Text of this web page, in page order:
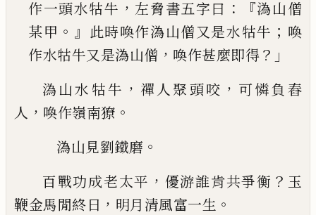
作一頭水牯牛 ， 左脅書五字曰 ：『溈山僧
某甲 。』 此時喚作溈山僧又是水牯牛 ； 喚
作水牯牛又是溈山僧 ， 喚作甚麼即得？」
溈山水牯牛 ， 禪人聚頭咬 ， 可憐負舂
人 ， 喚作嶺南獠 。
溈山見劉鐵磨 。
百戰功成老太平 ， 優游誰肯共爭衡 ？ 玉
鞭金馬閒終日 ， 明月清風富一生 。